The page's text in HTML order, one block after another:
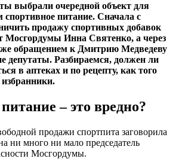
выбрали очередной объект для
спортивное питание. Сначала с
продажу спортивных добавок
Мосгордумы Инна Святенко, а через
же обращением к Дмитрию Медведеву
депутаты. Разбираемся, должен ли
в аптеках и по рецепту, как того
– это вредно?
продажи спортпита заговорила
ни много ни мало председатель
Мосгордумы.